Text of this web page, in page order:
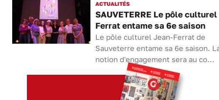
ACTUALITÉS
SAUVETERRE Le pôle
Ferrat entame sa 6e saison
Le pôle culturel Jean-Ferrat de
Sauveterre entame sa 6e saison.
notion d'engagement sera au co...